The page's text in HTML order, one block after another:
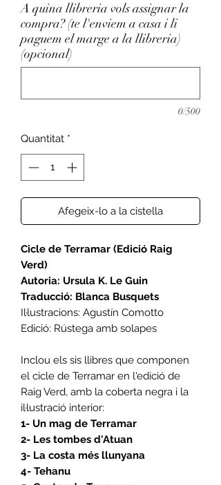
A quina llibreria vols assignar la
compra? (te l'enviem a casa i li
paguem el marge a la llibreria)
(opcional)
0/500
Quantitat *
Afegeix-lo a la cistella
Cicle de Terramar (Edició Raig
Verd)
Autoria: Ursula K. Le Guin
Traducció: Blanca Busquets
Il·lustracions: Agustín Comotto
Edició: Rústega amb solapes
Inclou els sis llibres que componen
el cicle de Terramar en l'edició de
Raig Verd, amb la coberta negra i la
il·lustració interior:
1- Un mag de Terramar
2- Les tombes d'Atuan
3- La costa més llunyana
4- Tehanu